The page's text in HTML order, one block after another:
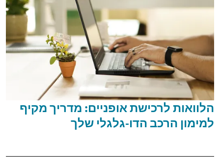
הלוואות לרכישת אופניים: מדריך מקיף
למימון הרכב הדו-גלגלי שלך